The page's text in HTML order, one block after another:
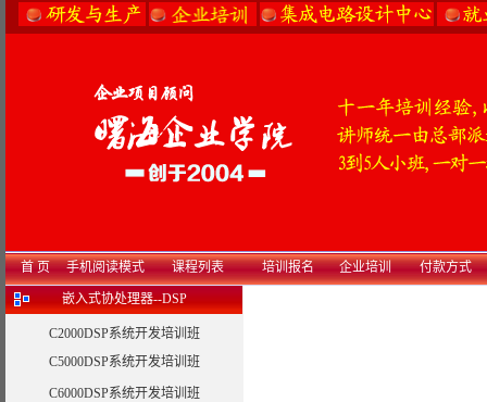
首 页 手机阅读模式 课程列表 培训报名 企业培训 付款方式
嵌入式协处理器--DSP
C2000DSP系统开发培训班
C5000DSP系统开发培训班
C6000DSP系统开发培训班